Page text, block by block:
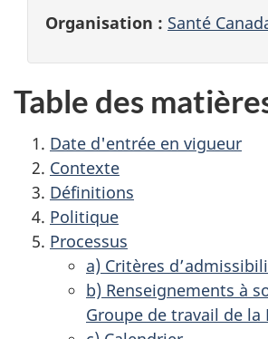
Organisation : Santé
Table des
Date d'entrée en vigueur
Contexte
Définitions
Politique
Processus
a) Critères
b) Renseignements à
Groupe de travail de la